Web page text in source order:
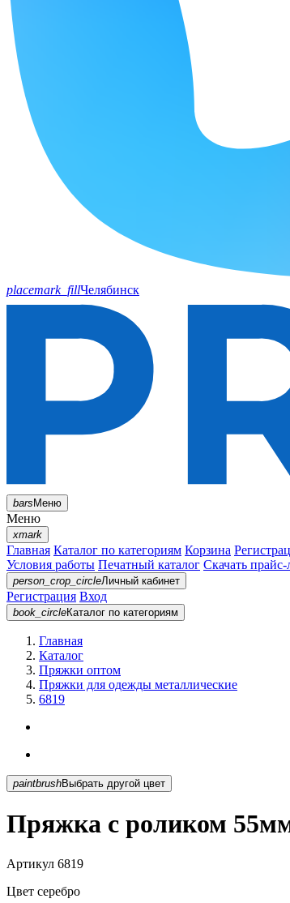
placemark_fillЧелябинск
barsМеню
Меню
xmark
Главная Каталог по категориям Корзина
Условия работы Печатный каталог Скачать прайс-
person_crop_circleЛичный кабинет
Регистрация Вход
book_circleКаталог по категориям
Главная
Каталог
Пряжки оптом
Пряжки для одежды металлические
6819
paintbrush Выбрать другой цвет
Пряжка с роликом 55мм
Артикул 6819
Цвет серебро